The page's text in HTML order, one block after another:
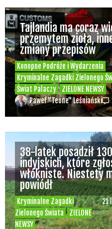
Konopne Podróże i Wydarzenia
Kryminalne Zagadki Zielonego
Świat Palaczy
ZIELONE NEWSY
Tajlandia ma coraz
przemytem zioła,
zmiany przepisów
Paweł "Teone" Leśniański
Kryminalne Zagadki
Zielonego Świata
ZIELONE
NEWSY
21
38-latek posadził
indyjskich, które
włókniste. Niestety
powiódł